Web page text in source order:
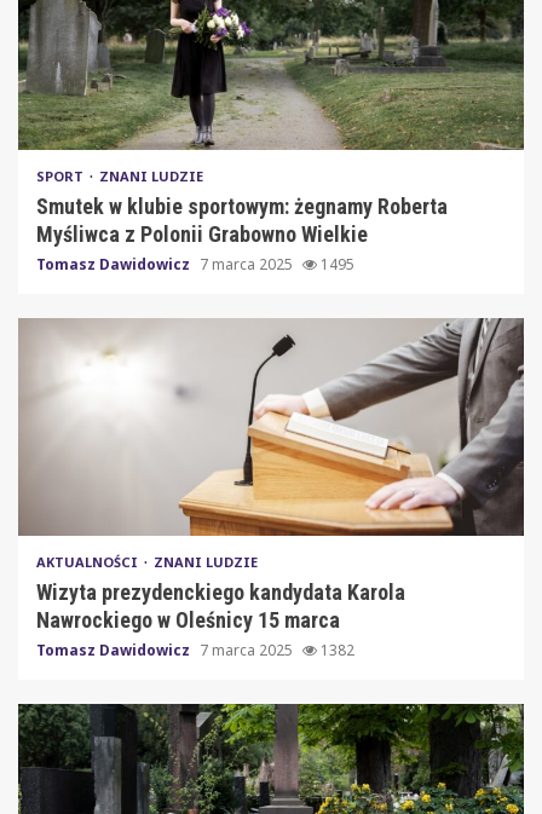
SPORT ZNANI LUDZIE
Smutek w klubie sportowym: żegnamy Roberta
Myśliwca z Polonii Grabowno Wielkie
Tomasz Dawidowicz 7 marca 2025 1495
AKTUALNOŚCI ZNANI LUDZIE
Wizyta prezydenckiego kandydata Karola
Nawrockiego w Oleśnicy 15 marca
Tomasz Dawidowicz 7 marca 2025 1382